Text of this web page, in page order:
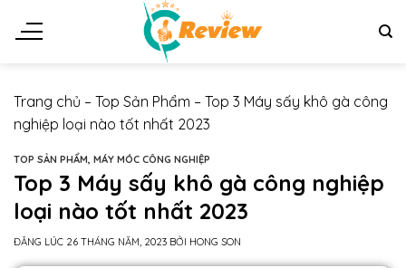
Trang chủ – Top Sản Phẩm – Top 3 Máy sấy khô gà công
nghiệp loại nào tốt nhất 2023
TOP SẢN PHẨM MÁY MÓC CÔNG NGHIỆP
Top 3 Máy sấy khô gà công nghiệp
loại nào tốt nhất 2023
ĐĂNG LÚC 26 THÁNG NĂM, 2023 BỞI HONG SON